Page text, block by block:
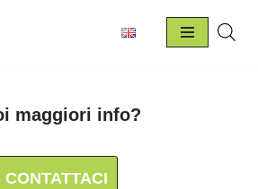
maggiori info?
CONTATTACI